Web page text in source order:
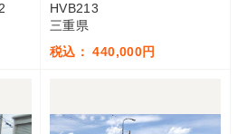
HVB213
三重県
税込： 440,000円